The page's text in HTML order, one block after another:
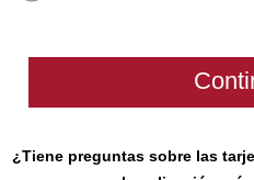
¿Tiene preguntas sobre las